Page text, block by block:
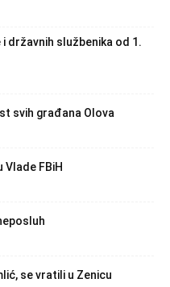
državnih službenika od 1.
svih građana Olova
FBiH
se vratili u Zenicu